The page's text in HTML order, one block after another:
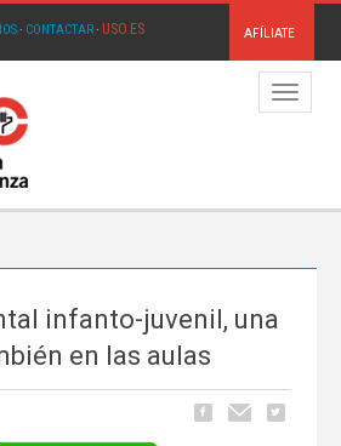
· CONTACTAR· USO.ES AFÍLIATE
Menú
infanto-juvenil, una
en las aulas